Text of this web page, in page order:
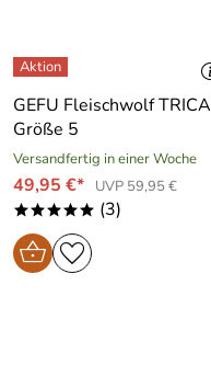
GEFU Fleischwolf TRICA
Größe 5
Versandfertig in einer Woche
49,95 €* UVP 59,95 €
***** (3)